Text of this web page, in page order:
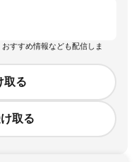
すすめ情報なども配信しま
取る
取る